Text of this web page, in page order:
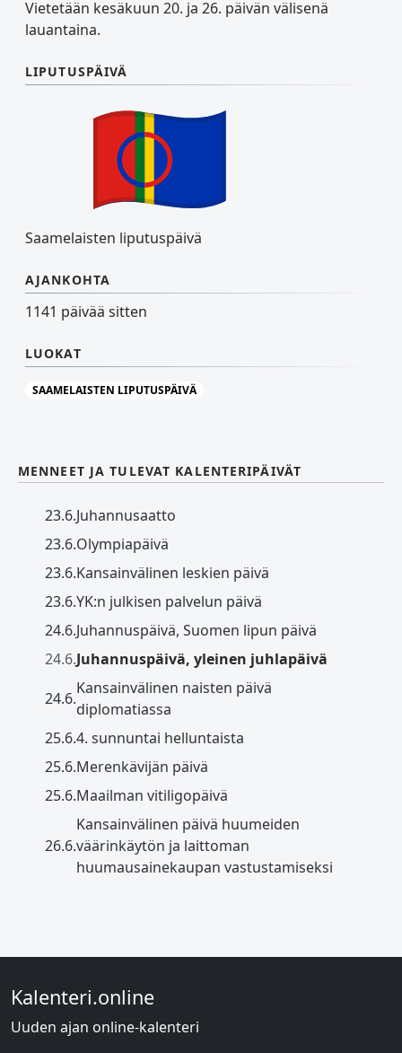
Vietetään kesäkuun 20. ja 26. päivän välisenä
lauantaina.
LIPUTUSPÄIVÄ
Saamelaisten liputuspäivä
AJANKOHTA
1141 päivää sitten
LUOKAT
SAAMELAISTEN LIPUTUSPÄIVÄ
MENNEET JA TULEVAT KALENTERIPÄIVÄT
23.6.Juhannusaatto
23.6.Olympiapäivä
23.6.Kansainvälinen leskien päivä
23.6.YK:n julkisen palvelun päivä
24.6.Juhannuspäivä, Suomen lipun päivä
24.6.Juhannuspäivä, yleinen juhlapäivä
24.6.
Kansainvälinen naisten päivä
diplomatiassa
25.6.4. sunnuntai helluntaista
25.6.Merenkävijän päivä
25.6.Maailman vitiligopäivä
26.6.
Kansainvälinen päivä huumeiden
väärinkäytön ja laittoman
huumausainekaupan vastustamiseksi
Kalenteri.online
Uuden ajan online-kalenteri